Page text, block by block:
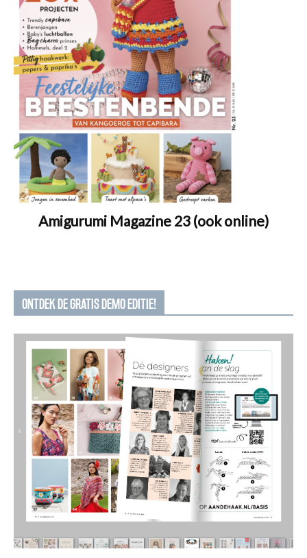
Amigurumi Magazine 23 (ook online)
ONTDEK DE GRATIS DEMO EDITIE!